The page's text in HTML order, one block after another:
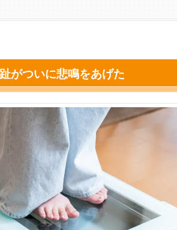
がついに悲鳴をあげた